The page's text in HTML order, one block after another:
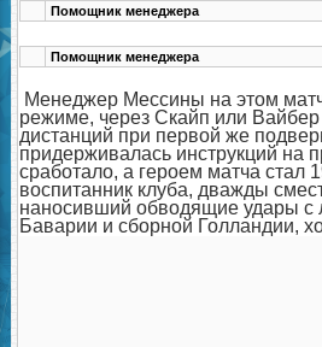
Помощник менеджера
Помощник менеджера
Менеджер Мессины на этом
режиме, через Скайп или
дистанций при первой же
придерживалась инструкций на
сработало, а героем матча стал
воспитанник клуба, дважды
наносивший обводящие удары с
Баварии и сборной Голландии,